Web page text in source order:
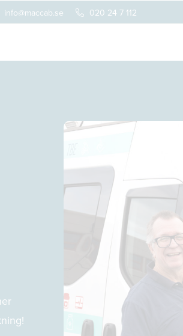
info@maccab.se 020 24 7 112